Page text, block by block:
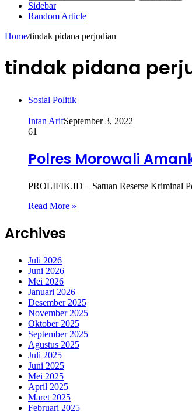
Sidebar
Random Article
Home/tindak pidana perjudian
tindak pidana
Sosial Politik
Intan ArifSeptember 3, 2022
61
Polres Morowali
PROLIFIK.ID – Satuan Reserse Kriminal
Read More »
Archives
Juli 2026
Juni 2026
Mei 2026
Januari 2026
Desember 2025
November 2025
Oktober 2025
September 2025
Agustus 2025
Juli 2025
Juni 2025
Mei 2025
April 2025
Maret 2025
Februari 2025